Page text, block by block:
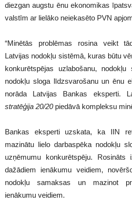
diezgan augstu ēnu ekonomikas
valstīm ar lielāko neiekasēto PVN
“Minētās problēmas rosina veikt
Latvijas nodokļu sistēmā, kuras būtu
konkurētspējas uzlabošanu, nodokļu
nodokļu sloga līdzsvarošanu un ēnu
norāda Latvijas Bankas eksperti.
stratēģija 20/20piedāvā kompleksu
Bankas eksperti uzskata, ka IIN
mazinātu lielo darbaspēka nodokļu
uzņēmumu konkurētspēju. Rosināts
dažādiem ienākumu veidiem,
nodokļu samaksas un mazinot
ienākumu veidiem.